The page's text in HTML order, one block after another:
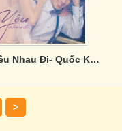
Hãy Yêu Nhau Đi- Quốc Khanh & Hoàng Thục Linh
>